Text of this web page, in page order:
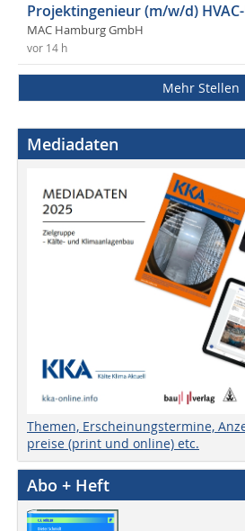
Projektingenieur (m/w/d)
MAC Hamburg GmbH
vor 14 h
Mehr Stellen
Mediadaten
Themen, Erscheinungstermine,
preise (print und online) etc.
Abo + Heft